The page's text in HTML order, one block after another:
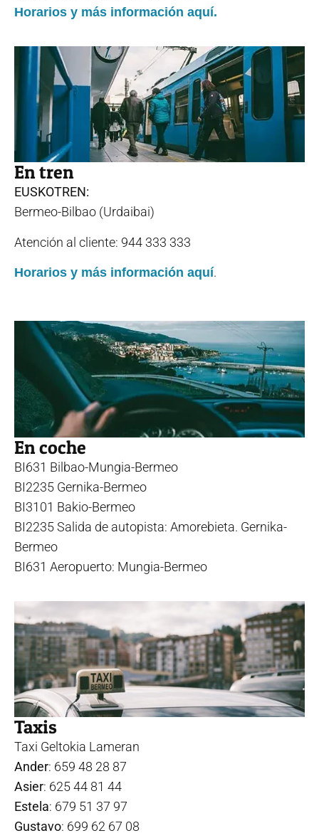
Horarios y más información aquí.
En tren
EUSKOTREN:
Bermeo-Bilbao (Urdaibai)
Atención al cliente: 944 333 333
Horarios y más información aquí.
En coche
BI631 Bilbao-Mungia-Bermeo
BI2235 Gernika-Bermeo
BI3101 Bakio-Bermeo
BI2235 Salida de autopista: Amorebieta. Gernika-
Bermeo
BI631 Aeropuerto: Mungia-Bermeo
Taxis
Taxi Geltokia Lameran
Ander: 659 48 28 87
Asier: 625 44 81 44
Estela: 679 51 37 97
Gustavo: 699 62 67 08